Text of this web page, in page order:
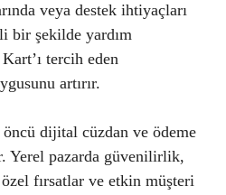
veya destek ihtiyaçları
bir şekilde yardım
tercih eden
artırır.
dijital cüzdan ve ödeme
Yerel pazarda güvenilirlik,
fırsatlar ve etkin müşteri